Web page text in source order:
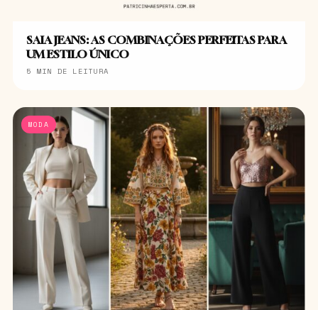
SAIA JEANS: AS COMBINAÇÕES PERFEITAS PARA
UM ESTILO ÚNICO
5 MIN DE LEITURA
MODA